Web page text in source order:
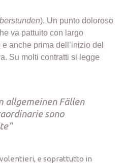
). Un punto doloroso
va pattuito con largo
anche prima dell’inizio del
Su molti contratti si legge
allgemeinen Fällen
sono
volentieri, e soprattutto in